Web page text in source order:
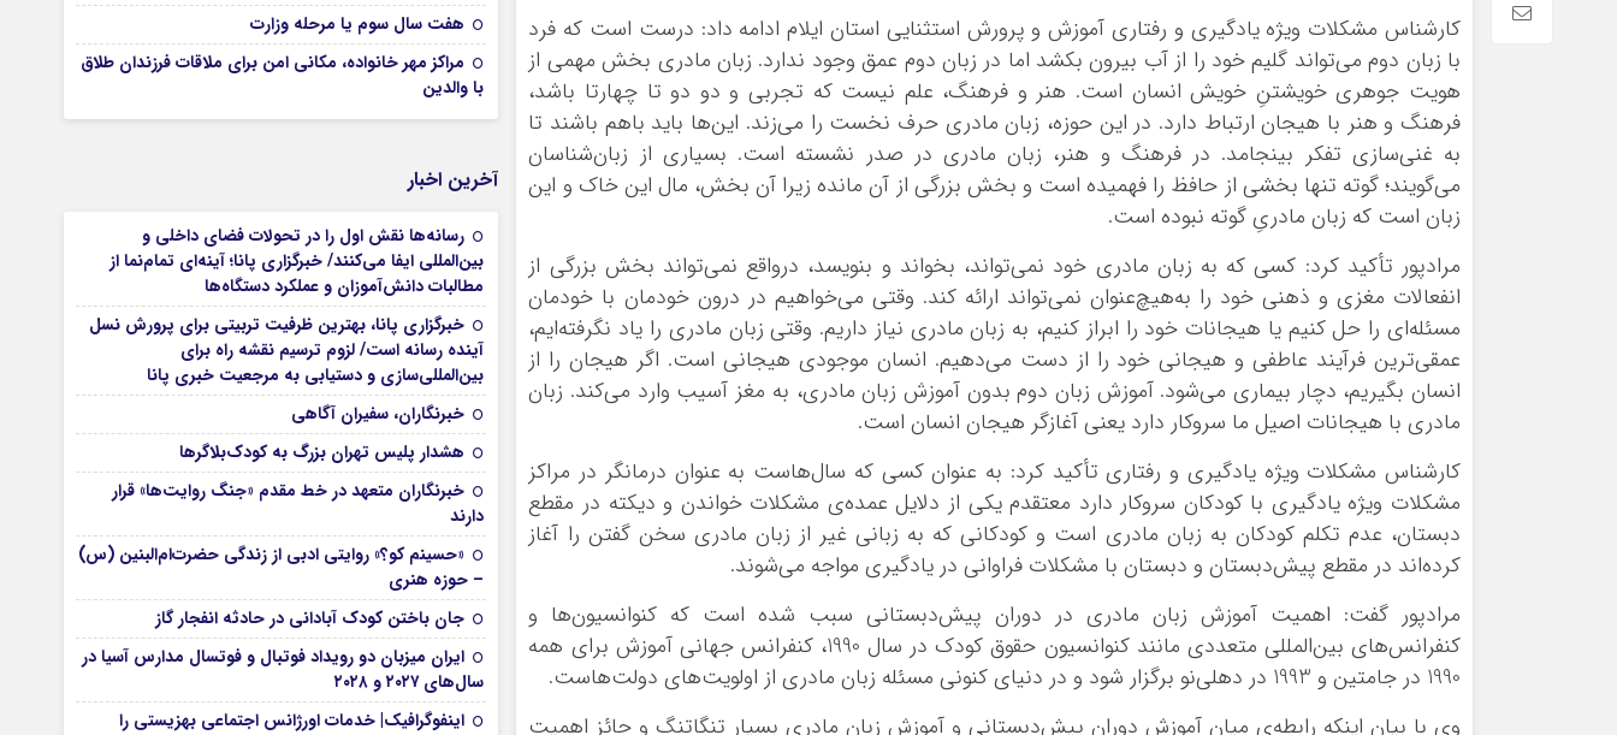
کارشناس مشکلات ویژه یادگیری و رفتاری آموزش و پرورش استثنایی استان ایلام ادامه داد: درست است که فرد
با زبان دوم می‌تواند گلیم خود را از آب بیرون بکشد اما در زبان دوم عمق وجود ندارد. زبان مادری بخش مهمی از
هویت جوهری خویشتنِ خویش انسان است. هنر و فرهنگ، علم نیست که تجربی و دو دو تا چهارتا باشد،
فرهنگ و هنر با هیجان ارتباط دارد. در این حوزه، زبان مادری حرف نخست را می‌زند. این‌ها باید باهم باشند تا
به غنی‌سازی تفکر بینجامد. در فرهنگ و هنر، زبان مادری در صدر نشسته است. بسیاری از زبان‌شناسان
می‌گویند؛ گوته تنها بخشی از حافظ را فهمیده است و بخش بزرگی از آن مانده زیرا آن بخش، مال این خاک و این
زبان است که زبان مادریِ گوته نبوده است.
مرادپور تأکید کرد: کسی که به زبان مادری خود نمی‌تواند، بخواند و بنویسد، درواقع نمی‌تواند بخش بزرگی از
انفعالات مغزی و ذهنی خود را به‌هیچ‌عنوان نمی‌تواند ارائه کند. وقتی می‌خواهیم در درون خودمان با خودمان
مسئله‌ای را حل کنیم یا هیجانات خود را ابراز کنیم، به زبان مادری نیاز داریم. وقتی زبان مادری را یاد نگرفته‌ایم،
عمقی‌ترین فرآیند عاطفی و هیجانی خود را از دست می‌دهیم. انسان موجودی هیجانی است. اگر هیجان را از
انسان بگیریم، دچار بیماری می‌شود. آموزش زبان دوم بدون آموزش زبان مادری، به مغز آسیب وارد می‌کند. زبان
مادری با هیجانات اصیل ما سروکار دارد یعنی آغازگر هیجان انسان است.
کارشناس مشکلات ویژه یادگیری و رفتاری تأکید کرد: به عنوان کسی که سال‌هاست به عنوان درمانگر در مراکز
مشکلات ویژه یادگیری با کودکان سروکار دارد معتقدم یکی از دلایل عمده‌ی مشکلات خواندن و دیکته در مقطع
دبستان، عدم تکلم کودکان به زبان مادری است و کودکانی که به زبانی غیر از زبان مادری سخن گفتن را آغاز
کرده‌اند در مقطع پیش‌دبستان و دبستان با مشکلات فراوانی در یادگیری مواجه می‌شوند.
مرادپور گفت: اهمیت آموزش زبان مادری در دوران پیش‌دبستانی سبب شده است که کنوانسیون‌ها و
کنفرانس‌های بین‌المللی متعددی مانند کنوانسیون حقوق کودک در سال 1990، کنفرانس جهانی آموزش برای همه
1990 در جامتین و 1993 در دهلی‌نو برگزار شود و در دنیای کنونی مسئله زبان مادری از اولویت‌های دولت‌هاست.
وی با بیان اینکه رابطه‌ی میان آموزش دوران پیش‌دبستانی و آموزش زبان مادری بسیار تنگاتنگ و حائز اهمیت
هفت سال سوم یا مرحله وزارت
مراکز مهر خانواده، مکانی امن برای ملاقات فرزندان طلاق
با والدین
آخرین اخبار
رسانه‌ها نقش اول را در تحولات فضای داخلی و
بین‌المللی ایفا می‌کنند/ خبرگزاری پانا؛ آینه‌ای تمام‌نما از
مطالبات دانش‌آموزان و عملکرد دستگاه‌ها
خبرگزاری پانا، بهترین ظرفیت تربیتی برای پرورش نسل
آینده رسانه است/ لزوم ترسیم نقشه راه برای
بین‌المللی‌سازی و دستیابی به مرجعیت خبری پانا
خبرنگاران، سفیران آگاهی
هشدار پلیس تهران بزرگ به کودک‌بلاگرها
خبرنگاران متعهد در خط مقدم «جنگ روایت‌ها» قرار
دارند
«حسینم کو؟» روایتی ادبی از زندگی حضرت‌ام‌البنین (س)
– حوزه هنری
جان باختن کودک آبادانی در حادثه انفجار گاز
ایران میزبان دو رویداد فوتبال و فوتسال مدارس آسیا در
سال‌های ۲۰۲۷ و ۲۰۲۸
اینفوگرافیک| خدمات اورژانس اجتماعی بهزیستی را